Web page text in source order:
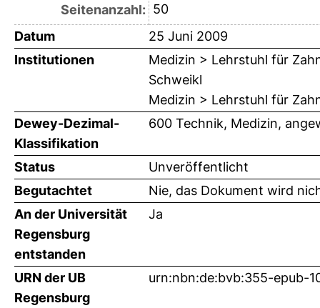
Seitenanzahl: 50
Datum
25 Juni 2009
Institutionen
Medizin > Lehrstuhl für
Schweikl
Medizin > Lehrstuhl für
Dewey-Dezimal-
Klassifikation
600 Technik, Medizin,
Status
Unveröffentlicht
Begutachtet
Nie, das Dokument wird
An der Universität
Regensburg
entstanden
Ja
URN der UB
Regensburg
urn:nbn:de:bvb:355-epub-